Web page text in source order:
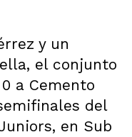
y un
el conjunto
a Cemento
del
en Sub